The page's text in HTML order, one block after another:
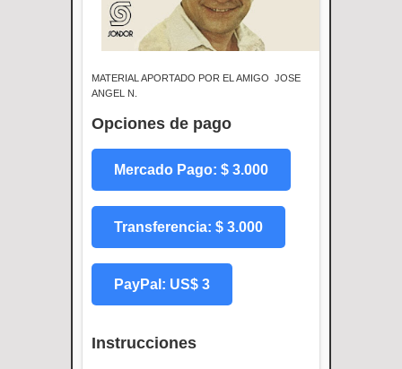
MATERIAL APORTADO POR EL AMIGO JOSE
ANGEL N.
Opciones de pago
Mercado Pago: $ 3.000
Transferencia: $ 3.000
PayPal: US$ 3
Instrucciones